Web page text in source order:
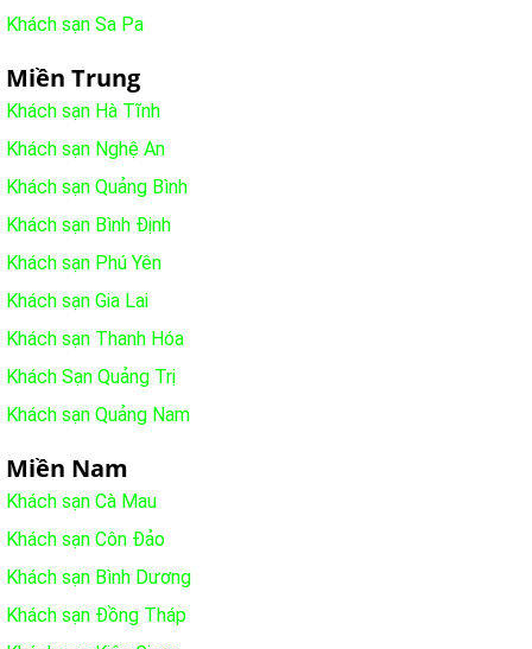
Khách sạn Sa Pa
Miền Trung
Khách sạn Hà Tĩnh
Khách sạn Nghệ An
Khách sạn Quảng Bình
Khách sạn Bình Định
Khách sạn Phú Yên
Khách sạn Gia Lai
Khách sạn Thanh Hóa
Khách Sạn Quảng Trị
Khách sạn Quảng Nam
Miền Nam
Khách sạn Cà Mau
Khách sạn Côn Đảo
Khách sạn Bình Dương
Khách sạn Đồng Tháp